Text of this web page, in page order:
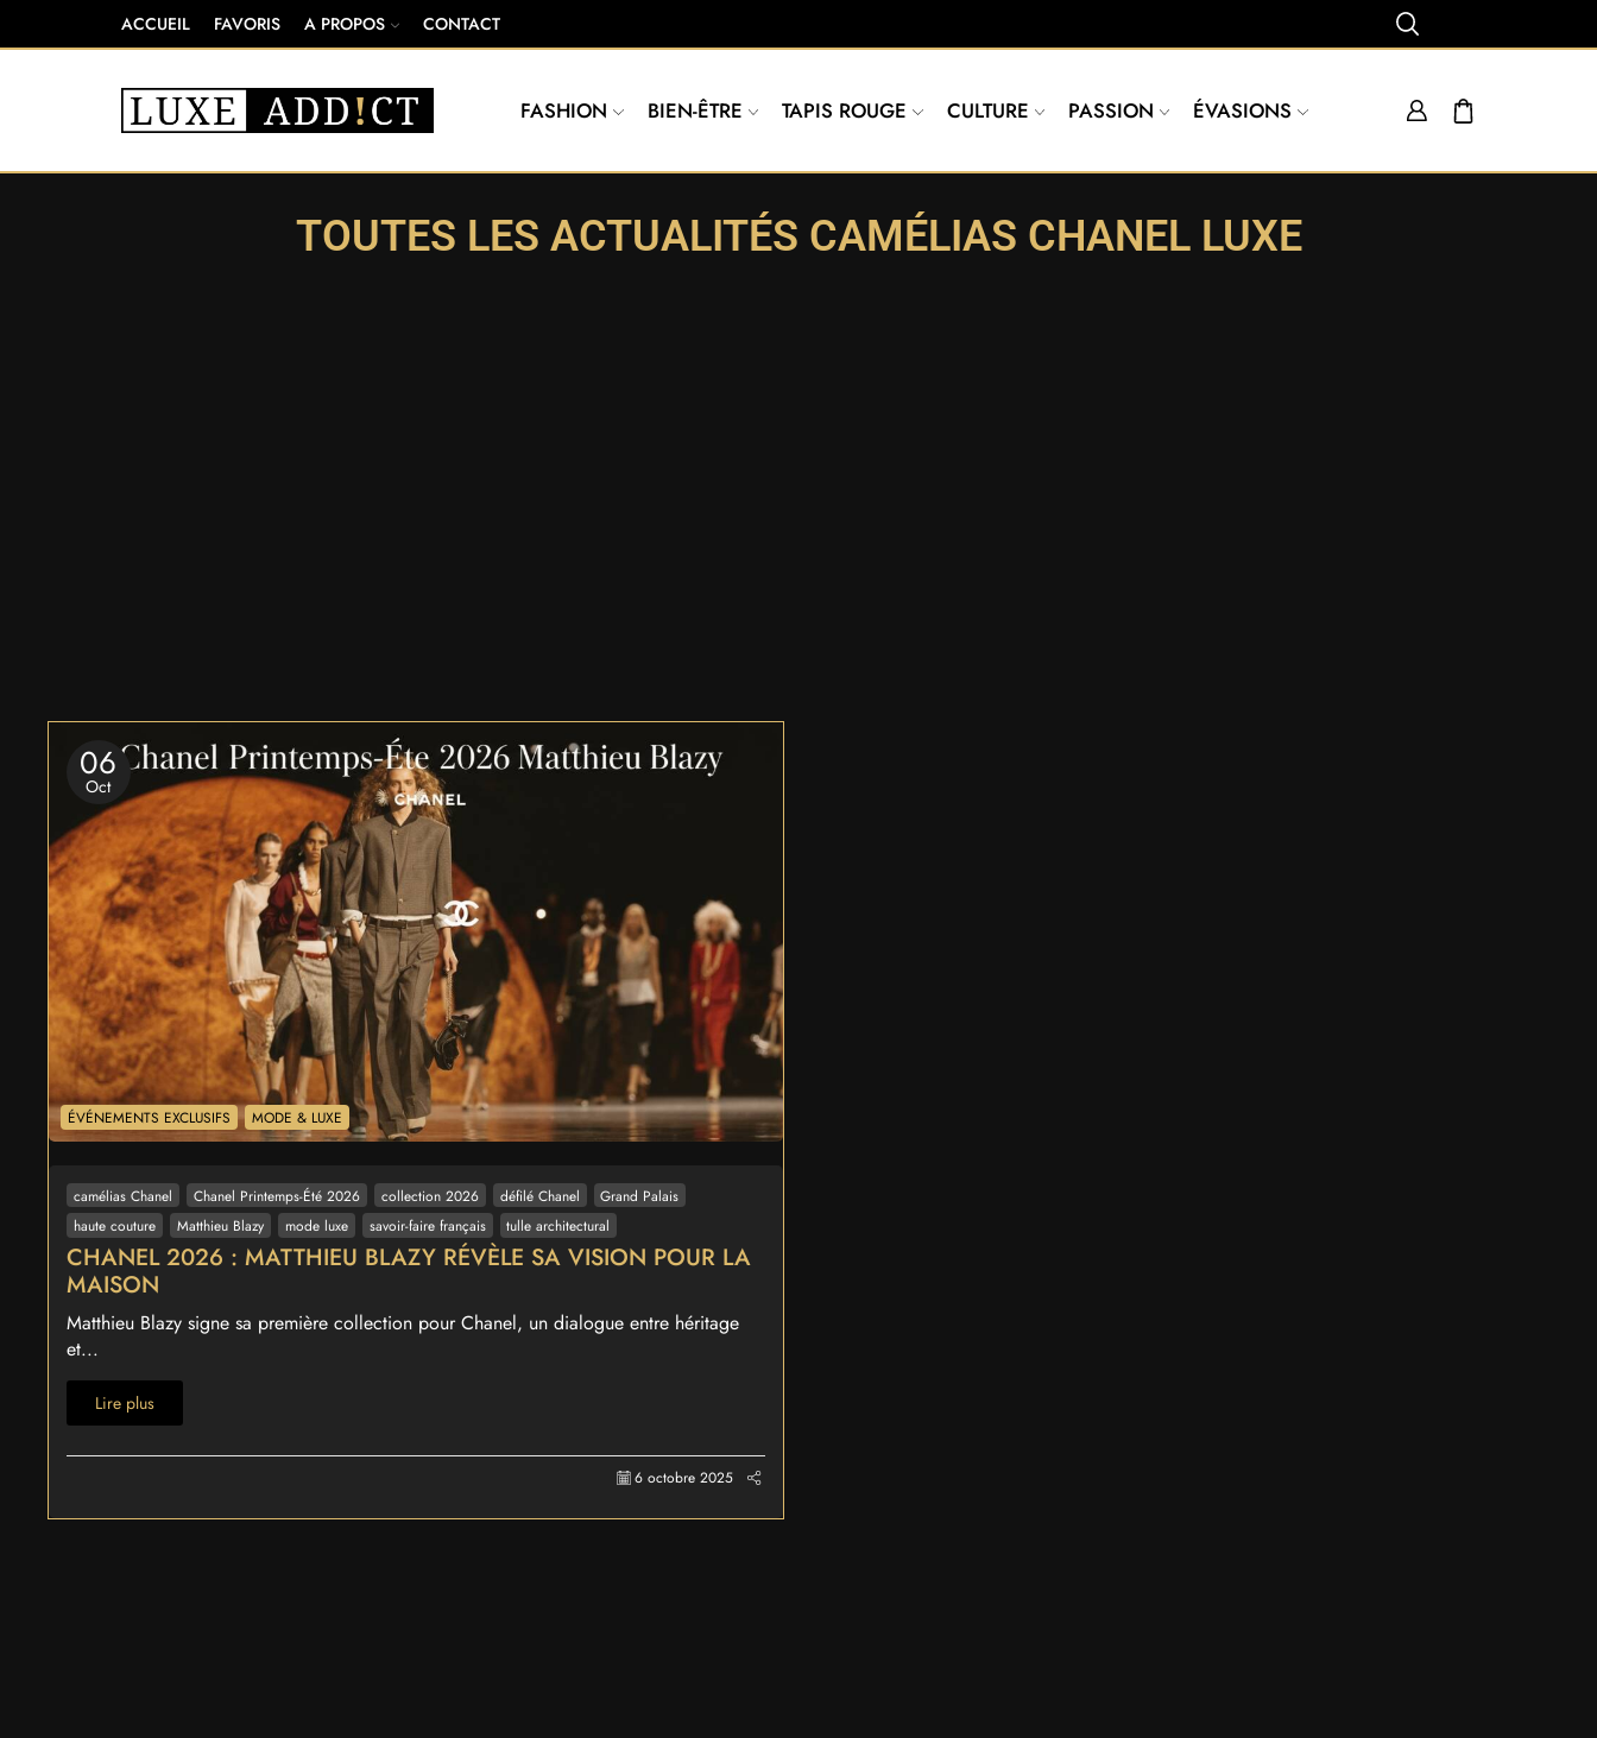
ACCUEIL FAVORIS A PROPOS CONTACT
FASHION BIEN-ÊTRE TAPIS ROUGE CULTURE PASSION ÉVASIONS
TOUTES LES ACTUALITÉS CAMÉLIAS CHANEL LUXE
06
Oct
ÉVÉNEMENTS EXCLUSIFS MODE & LUXE
camélias Chanel Chanel Printemps-Été 2026 collection 2026 défilé Chanel
Grand Palais
haute couture
Matthieu Blazy mode luxe savoir-faire français tulle architectural
CHANEL 2026 : MATTHIEU BLAZY RÉVÈLE SA VISION POUR LA
MAISON
Matthieu Blazy signe sa première collection pour Chanel, un dialogue entre héritage
et...
Lire plus
6 octobre 2025